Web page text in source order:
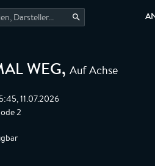
WEG, Auf Achse
11.07.2026
2